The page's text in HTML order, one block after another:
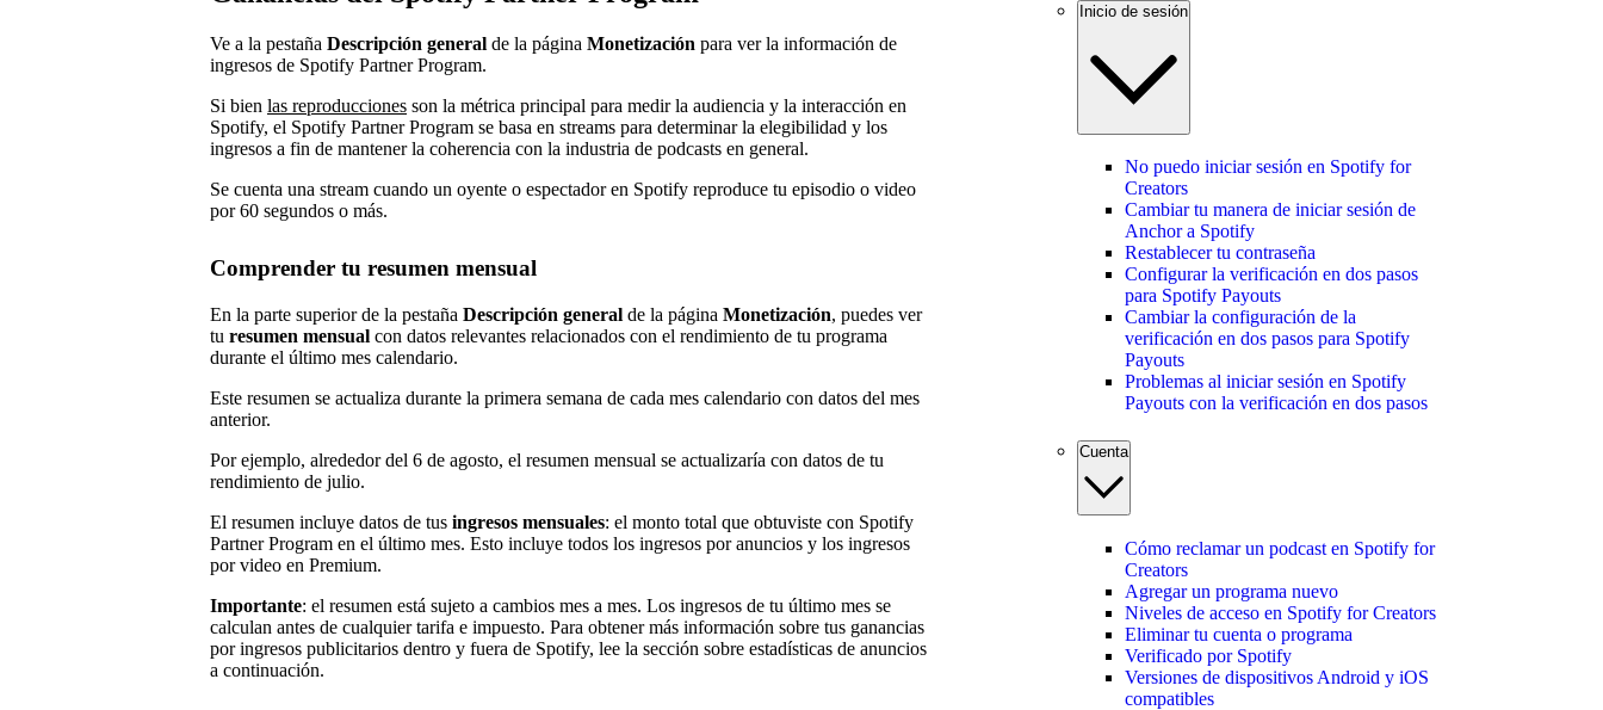
Ve a la pestaña Descripción general de la página Monetización para ver la información de
ingresos de Spotify Partner Program.
Si bien las reproducciones son la métrica principal para medir la audiencia y la interacción en
Spotify, el Spotify Partner Program se basa en streams para determinar la elegibilidad y los
ingresos a fin de mantener la coherencia con la industria de podcasts en general.
Se cuenta una stream cuando un oyente o espectador en Spotify reproduce tu episodio o video
por 60 segundos o más.
Comprender tu resumen mensual
En la parte superior de la pestaña Descripción general de la página Monetización, puedes ver
tu resumen mensual con datos relevantes relacionados con el rendimiento de tu programa
durante el último mes calendario.
Este resumen se actualiza durante la primera semana de cada mes calendario con datos del mes
anterior.
Por ejemplo, alrededor del 6 de agosto, el resumen mensual se actualizaría con datos de tu
rendimiento de julio.
El resumen incluye datos de tus ingresos mensuales: el monto total que obtuviste con Spotify
Partner Program en el último mes. Esto incluye todos los ingresos por anuncios y los ingresos
por video en Premium.
Importante: el resumen está sujeto a cambios mes a mes. Los ingresos de tu último mes se
calculan antes de cualquier tarifa e impuesto. Para obtener más información sobre tus ganancias
por ingresos publicitarios dentro y fuera de Spotify, lee la sección sobre estadísticas de anuncios
a continuación.
Inicio de sesión
No puedo iniciar sesión en Spotify for
Creators
Cambiar tu manera de iniciar sesión de
Anchor a Spotify
Restablecer tu contraseña
Configurar la verificación en dos pasos
para Spotify Payouts
Cambiar la configuración de la
verificación en dos pasos para Spotify
Payouts
Problemas al iniciar sesión en Spotify
Payouts con la verificación en dos pasos
Cuenta
Cómo reclamar un podcast en Spotify for
Creators
Agregar un programa nuevo
Niveles de acceso en Spotify for Creators
Eliminar tu cuenta o programa
Verificado por Spotify
Versiones de dispositivos Android y iOS
compatibles